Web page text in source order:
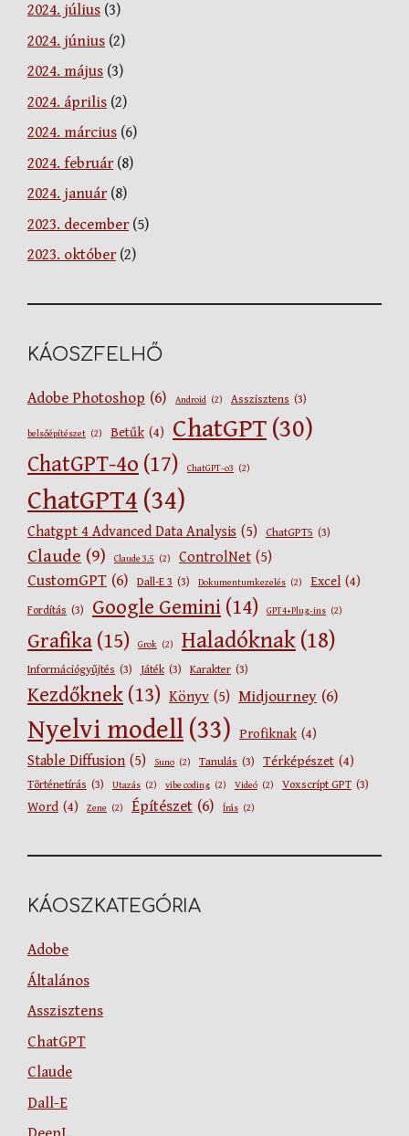
2024. július (3)
2024. június (2)
2024. május (3)
2024. április (2)
2024. március (6)
2024. február(8)
2024. január(8)
2023. december(5)
2023. október(2)
KÁOSZFELHŐ
Adobe Photoshop (6) Android (2) Asszisztens (3)
belsőépítészet (2) Betűk (4) ChatGPT (30)
ChatGPT-4o (17) ChatGPT-o3 (2)
ChatGPT4 (34)
Chatgpt 4 Advanced Data Analysis (5) ChatGPT5 (3)
Claude (9) Claude 3.5 (2) ControlNet (5)
CustomGPT (6) Dall-E 3 (3) Dokumentumkezelés (2) Excel (4)
Fordítás (3) Google Gemini (14) GPT4+Plug-ins (2)
Grafika (15) Grok (2) Haladóknak (18)
Információgyűjtés (3) Játék (3) Karakter (3)
Kezdőknek (13) Könyv (5) Midjourney (6)
Nyelvi modell (33) Profiknak (4)
Stable Diffusion (5) Suno (2) Tanulás (3) Térképészet (4)
Történetírás (3) Utazás (2) vibe coding (2) Videó (2) Voxscript GPT (3)
Word (4) Zene (2) Építészet (6) Írás (2)
KÁOSZKATEGÓRIA
Adobe
Általános
Asszisztens
ChatGPT
Claude
Dall-E